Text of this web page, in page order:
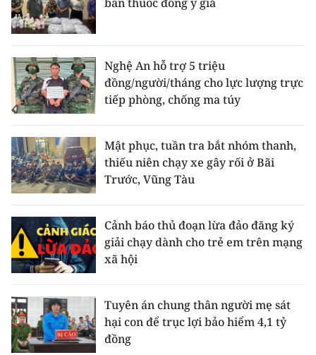
Nghệ An hỗ trợ 5 triệu
đồng/người/tháng cho lực lượng trực
tiếp phòng, chống ma túy
Mật phục, tuần tra bắt nhóm thanh,
thiếu niên chạy xe gây rối ở Bãi
Trước, Vũng Tàu
Cảnh báo thủ đoạn lừa đảo đăng ký
giải chạy dành cho trẻ em trên mạng
xã hội
Tuyên án chung thân người mẹ sát
hại con để trục lợi bảo hiểm 4,1 tỷ
đồng